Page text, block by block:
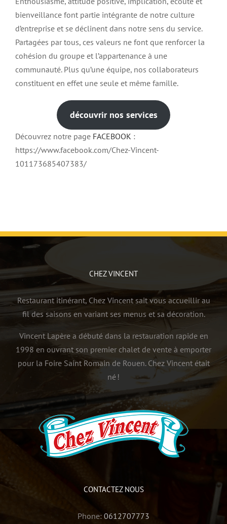
bienveillance font partie intégrante de notre culture
d’entreprise et se déclinent dans notre sens du service.
Partagées par tous, ces valeurs ne font que renforcer la
cohésion du groupe et l’appartenance à une
communauté. Plus qu’une équipe, nos collaborateurs
constituent en effet une seule et même famille.
découvrir nos services
Découvrez notre page FACEBOOK :
https://www.facebook.com/Chez-Vincent-
101173685407383/
CHEZ VINCENT
Restaurant itinérant, Chez Vincent sait vous accueillir au
fil des saisons en variant ses menus et sa décoration.
Vincent Lapère a débuté dans la restauration rapide en
1998 en ouvrant son premier chalet de vente à emporter
pour la Foire Saint Romain de Rouen. Chez Vincent était
né !
CONTACTEZ NOUS
Phone: 0612707773